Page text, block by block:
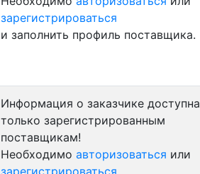
зарегистрироваться
и заполнить профиль поставщика.
Информация о заказчике доступна
только зарегистрированным
поставщикам!
Необходимо авторизоваться или
зарегистрироваться